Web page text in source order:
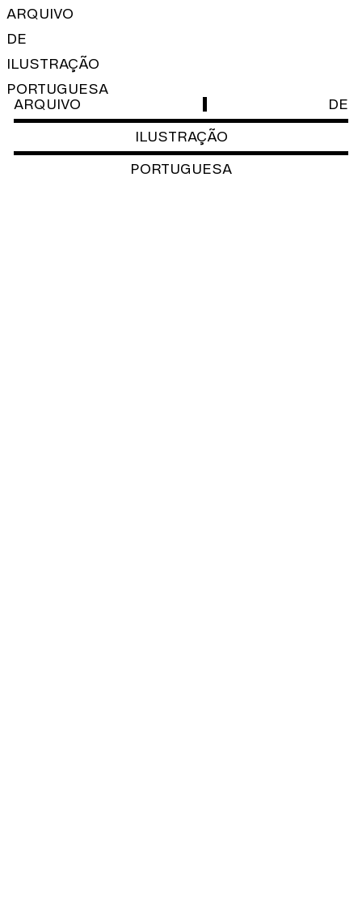
ARQUIVO
DE
ILUSTRAÇÃO
PORTUGUESA
ARQUIVO
DE
ILUSTRAÇÃO
PORTUGUESA